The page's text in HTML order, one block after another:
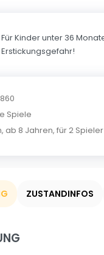
Für Kinder unter 36
Spiele
, ab 8 Jahren, für 2 Spieler
ZUSTANDINFOS